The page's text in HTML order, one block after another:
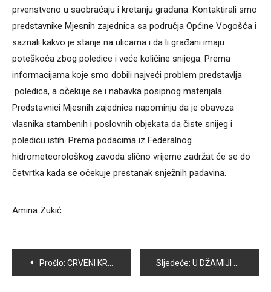
prvenstveno u saobraćaju i kretanju građana. Kontaktirali smo
predstavnike Mjesnih zajednica sa područja Općine Vogošća i
saznali kakvo je stanje na ulicama i da li građani imaju
poteškoća zbog poledice i veće količine snijega. Prema
informacijama koje smo dobili najveći problem predstavlja
poledica, a očekuje se i nabavka posipnog materijala.
Predstavnici Mjesnih zajednica napominju da je obaveza
vlasnika stambenih i poslovnih objekata da čiste snijeg i
poledicu istih. Prema podacima iz Federalnog
hidrometeorološkog zavoda slično vrijeme zadržat će se do
četvrtka kada se očekuje prestanak snježnih padavina.
Amina Zukić
Navigacija
Prošlo: CRVENI KRIŽ OPĆINE VOGOŠĆA SUMIRAO REZULTATE IZ 2015. GODINE Sljedeće: U DŽAMIJI U VOGOŠI ODRŽAN MEVLUD ZA ŽENE